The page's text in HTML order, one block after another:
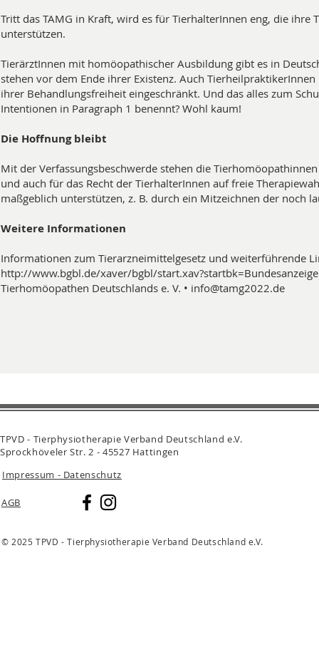
Tritt das TAMG in Kraft, wird es für TierhalterInnen eng, die
unterstützen.
TierärztInnen mit homöopathischer Ausbildung gibt es in
stehen vor dem Ende ihrer Existenz. Auch
ihrer Behandlungsfreiheit eingeschränkt. Und das alles zum
Intentionen in Paragraph 1 benennt? Wohl kaum!
Die Hoffnung bleibt
Mit der Verfassungsbeschwerde stehen die
und auch für das Recht der TierhalterInnen auf freie
maßgeblich unterstützen, z. B. durch ein Mitzeichnen der noch
Weitere Informationen
Informationen zum Tierarzneimittelgesetz und weiterführende
http://www.bgbl.de/xaver/bgbl/
Tierhomöopathen Deutschlands e. V. • info@tamg2022.de
TPVD - Tierphysiotherapie Verband Deutschland e.V.
Sprockhöveler Str. 2 - 45527 Hattingen
Impressum - Datenschutz
AGB
© 2025 TPVD - Tierphysiotherapie Verband Deutschland e.V.